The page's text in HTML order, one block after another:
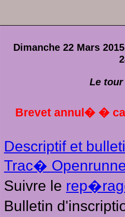
Dimanche 22 Mars
Le
Brevet annul� �
Descriptif et
Trac�
Suivre le
Bulletin